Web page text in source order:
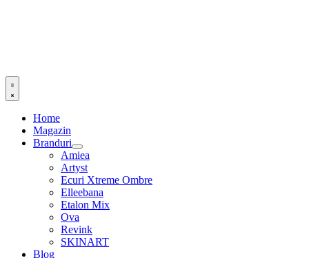
Home
Magazin
Branduri
Amiea
Artyst
Ecuri Xtreme Ombre
Elleebana
Etalon Mix
Ova
Revink
SKINART
Blog